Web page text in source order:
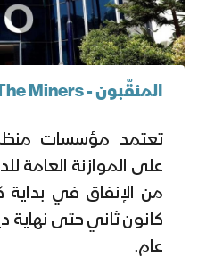
المنقّبون - The Miners / محمد خبيصة
تعتمد مؤسسات منظمة
على الموازنة العامة
من الإنفاق في بداية
كانون ثاني حتى
عام.